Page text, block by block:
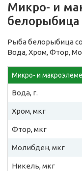
Микро- и
белорыбица
Рыба белорыбица
Вода, Хром, Фтор,
Микро- и
Вода, г.
Хром, мкг
Фтор, мкг
Молибден, мкг
Никель, мкг